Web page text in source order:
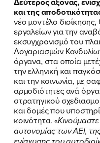
και της
νέο μοντέλο
εργαλείων για την
εκσυγχρονισμό του
Λογαριασμών
όργανα, στα οποία
την ελληνική και
και την κοινωνία, με
αρμοδιότητες ανά
στρατηγικού
και δομές που
κοινότητα. «
αυτονομίας των ΑΕΙ,